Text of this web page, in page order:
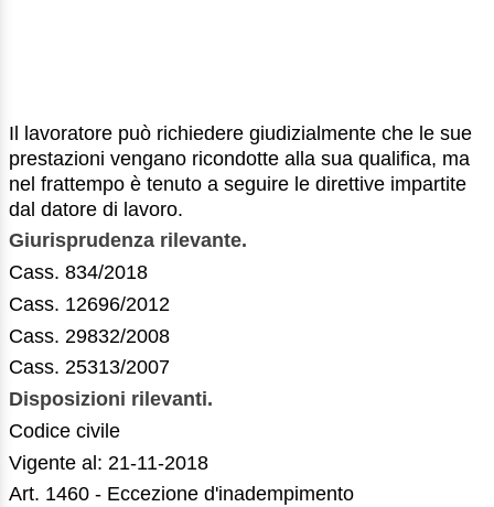
Il lavoratore può richiedere giudizialmente che le sue
prestazioni vengano ricondotte alla sua qualifica, ma
nel frattempo è tenuto a seguire le direttive impartite
dal datore di lavoro.
Giurisprudenza rilevante.
Cass. 834/2018
Cass. 12696/2012
Cass. 29832/2008
Cass. 25313/2007
Disposizioni rilevanti.
Codice civile
Vigente al: 21-11-2018
Art. 1460 - Eccezione d'inadempimento